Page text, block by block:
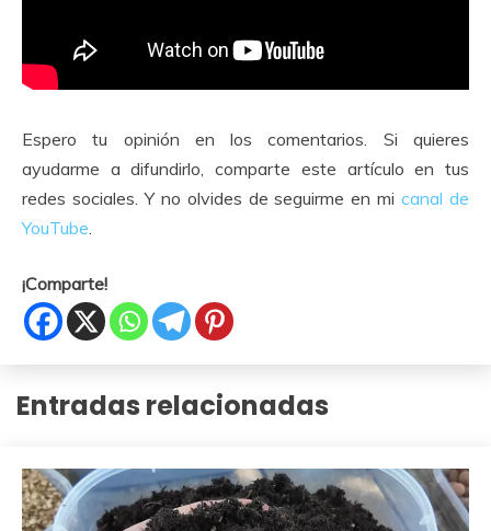
Espero tu opinión en los comentarios. Si quieres
ayudarme a difundirlo, comparte este artículo en tus
redes sociales. Y no olvides de seguirme en micanal de
YouTube
¡Comparte!
Entradas relacionadas